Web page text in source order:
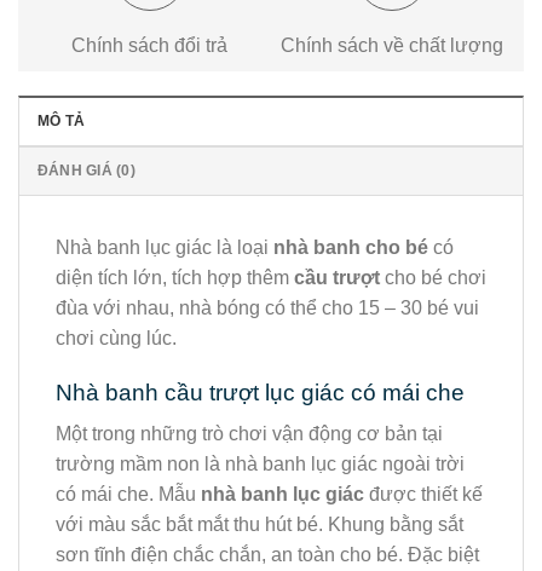
Chính sách đổi trả Chính sách về chất lượng
MÔ TẢ
ĐÁNH GIÁ (0)
Nhà banh lục giác là loại nhà banh cho bé có
diện tích lớn, tích hợp thêm cầu trượt cho bé chơi
đùa với nhau, nhà bóng có thể cho 15 – 30 bé vui
chơi cùng lúc.
Nhà banh cầu trượt lục giác có mái che
Một trong những trò chơi vận động cơ bản tại
trường mầm non là nhà banh lục giác ngoài trời
có mái che. Mẫu nhà banh lục giác được thiết kế
với màu sắc bắt mắt thu hút bé. Khung bằng sắt
sơn tĩnh điện chắc chắn, an toàn cho bé. Đặc biệt